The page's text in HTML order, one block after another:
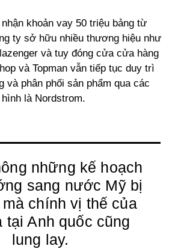
khoản vay 50 triệu bảng từ
ty sở hữu nhiều thương hiệu như
và tuy đóng cửa cửa hàng
và Topman vẫn tiếp tục duy trì
và phân phối sản phẩm qua các
là Nordstrom.
những kế hoạch
sang nước Mỹ bị
chính vị thế của
tại Anh quốc cũng
lung lay.